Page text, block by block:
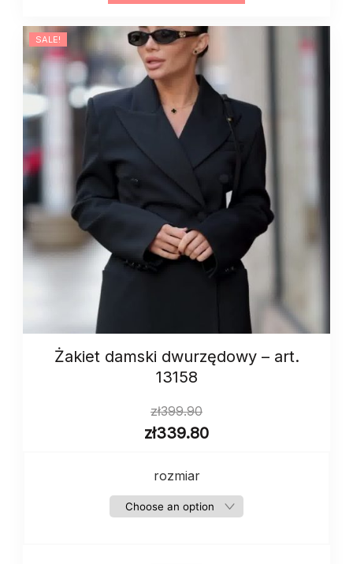
–
art.
13339
quantity
SALE!
Żakiet damski dwurzędowy – art.
13158
zł399.90
zł339.80
rozmiar